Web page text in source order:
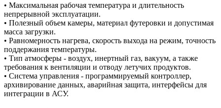
• Максимальная рабочая температура и длительность
непрерывной эксплуатации.
• Полезный объем камеры, материал футеровки и допустимая
масса загрузки.
• Равномерность нагрева, скорость выхода на режим, точность
поддержания температуры.
• Тип атмосферы - воздух, инертный газ, вакуум, а также
требования к вентиляции и отводу летучих продуктов.
• Система управления - программируемый контроллер,
архивирование данных, аварийная защита, интерфейсы для
интеграции в АСУ.